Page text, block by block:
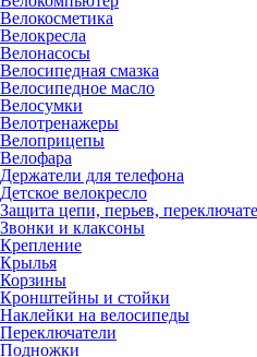
Велокосметика
Велокресла
Велонасосы
Велосипедная смазка
Велосипедное масло
Велосумки
Велотренажеры
Велоприцепы
Велофара
Держатели для телефона
Детское велокресло
Защита цепи, перьев,
Звонки и клаксоны
Крепление
Крылья
Корзины
Кронштейны и стойки
Наклейки на велосипеды
Переключатели
Подножки